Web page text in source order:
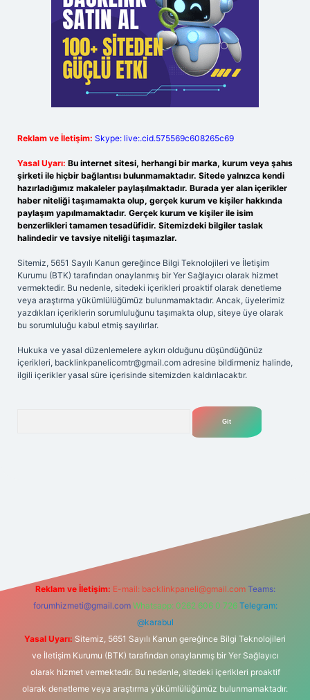
Reklam ve İletişim: Skype: live:.cid.575569c608265c69
Yasal Uyarı: Bu internet sitesi, herhangi bir marka, kurum veya şahıs
şirketi ile hiçbir bağlantısı bulunmamaktadır. Sitede yalnızca kendi
hazırladığımız makaleler paylaşılmaktadır. Burada yer alan içerikler
haber niteliği taşımamakta olup, gerçek kurum ve kişiler hakkında
paylaşım yapılmamaktadır. Gerçek kurum ve kişiler ile isim
benzerlikleri tamamen tesadüfidir. Sitemizdeki bilgiler taslak
halindedir ve tavsiye niteliği taşımazlar.
Sitemiz, 5651 Sayılı Kanun gereğince Bilgi Teknolojileri ve İletişim
Kurumu (BTK) tarafından onaylanmış bir Yer Sağlayıcı olarak hizmet
vermektedir. Bu nedenle, sitedeki içerikleri proaktif olarak denetleme
veya araştırma yükümlülüğümüz bulunmamaktadır. Ancak, üyelerimiz
yazdıkları içeriklerin sorumluluğunu taşımakta olup, siteye üye olarak
bu sorumluluğu kabul etmiş sayılırlar.
Hukuka ve yasal düzenlemelere aykırı olduğunu düşündüğünüz
içerikleri, backlinkpanelicomtr@gmail.com adresine bildirmeniz halinde,
ilgili içerikler yasal süre içerisinde sitemizden kaldırılacaktır.
Reklam ve İletişim: E-mail: backlinkpaneli@gmail.com Teams:
forumhizmeti@gmail.com Whatsapp: 0262 606 0 726 Telegram:
@karabul
Yasal Uyarı: Sitemiz, 5651 Sayılı Kanun gereğince Bilgi Teknolojileri
ve İletişim Kurumu (BTK) tarafından onaylanmış bir Yer Sağlayıcı
olarak hizmet vermektedir. Bu nedenle, sitedeki içerikleri proaktif
olarak denetleme veya araştırma yükümlülüğümüz bulunmamaktadır.